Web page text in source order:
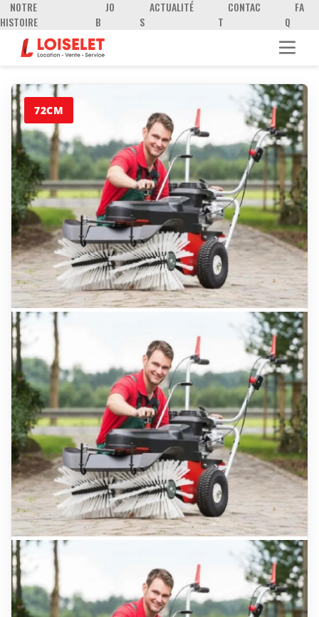
NOTRE
HISTOIRE
JO
B
ACTUALITÉ
S
CONTAC
T
FA
Q
72CM